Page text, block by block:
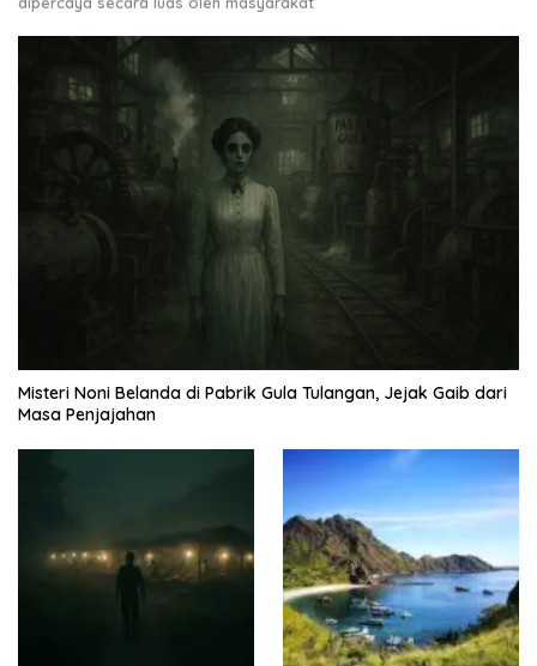
Misteri Noni Belanda di Pabrik Gula Tulangan, Jejak Gaib dari
Masa Penjajahan